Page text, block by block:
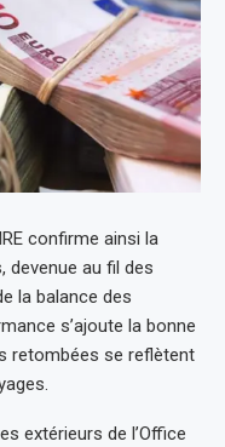
confirme ainsi la
devenue au fil des
la balance des
s’ajoute la bonne
retombées se reflètent
extérieurs de l’Office